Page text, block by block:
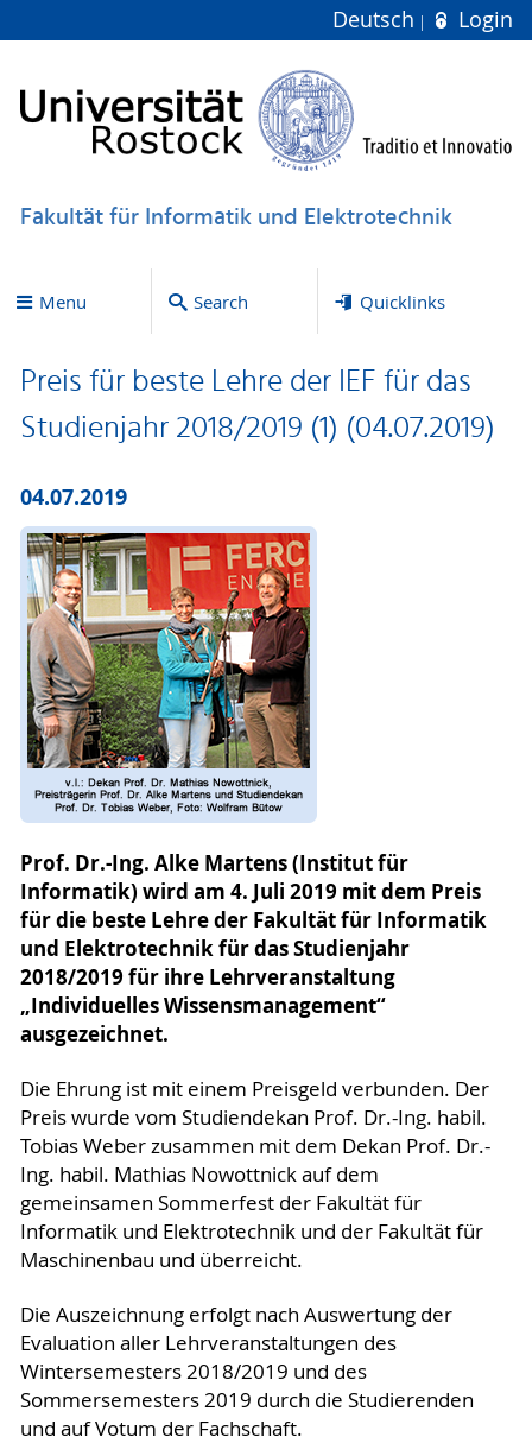
Deutsch Login
Fakultät für Informatik und Elektrotechnik
Menu Search Quicklinks
Preis für beste Lehre der IEF für das
Studienjahr 2018/2019 (1) (04.07.2019)
04.07.2019
Prof. Dr.-Ing. Alke Martens (Institut für
Informatik) wird am 4. Juli 2019 mit dem Preis
für die beste Lehre der Fakultät für Informatik
und Elektrotechnik für das Studienjahr
2018/2019 für ihre Lehrveranstaltung
„Individuelles Wissensmanagement“
ausgezeichnet.
Die Ehrung ist mit einem Preisgeld verbunden. Der
Preis wurde vom Studiendekan Prof. Dr.-Ing. habil.
Tobias Weber zusammen mit dem Dekan Prof. Dr.-
Ing. habil. Mathias Nowottnick auf dem
gemeinsamen Sommerfest der Fakultät für
Informatik und Elektrotechnik und der Fakultät für
Maschinenbau und überreicht.
Die Auszeichnung erfolgt nach Auswertung der
Evaluation aller Lehrveranstaltungen des
Wintersemesters 2018/2019 und des
Sommersemesters 2019 durch die Studierenden
und auf Votum der Fachschaft.